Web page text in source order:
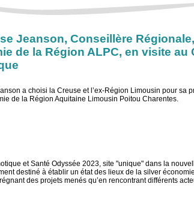
Jeanson, Conseillère
de la Région ALPC, en visite au
a choisi la Creuse et l’ex-Région Limousin pour sa
de la Région Aquitaine Limousin Poitou Charentes.
et Santé Odyssée 2023, site "unique" dans la
destiné à établir un état des lieux de la silver
des projets menés qu’en rencontrant différents